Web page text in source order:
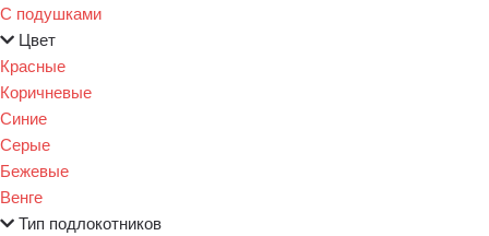
С подушками
Цвет
Красные
Коричневые
Синие
Серые
Бежевые
Венге
Тип подлокотников